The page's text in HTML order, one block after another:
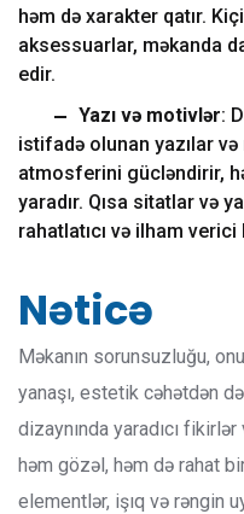
həm də xarakter qatır.
aksessuarlar, məkanda
edir.
Yazı və motivlər:
istifadə olunan yazılar və
atmosferini gücləndirir,
yaradır. Qısa sitatlar və
rahatlatıcı və ilham verici
Nəticə
Məkanın sorunsuzluğu,
yanaşı, estetik cəhətdən
dizaynında yaradıcı
həm gözəl, həm də rahat
elementlər, işıq və rəngin